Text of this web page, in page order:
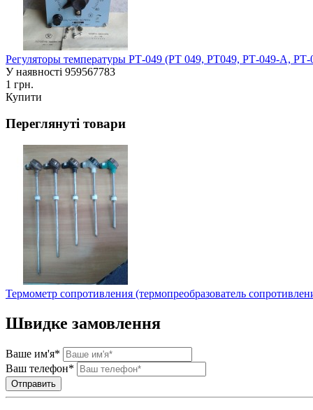
Регуляторы температуры РТ-049 (РТ 049, РТ049, РТ-049-А, РТ-
У наявності 959567783
1 грн.
Купити
Переглянуті товари
Термометр сопротивления (термопреобразователь
Швидке замовлення
Ваше им'я*
Ваш телефон*